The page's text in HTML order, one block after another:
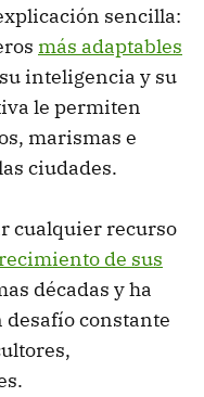
sencilla:
más adaptables
inteligencia y su
le permiten
marismas e
ciudades.
cualquier recurso
de sus
décadas y ha
desafío constante